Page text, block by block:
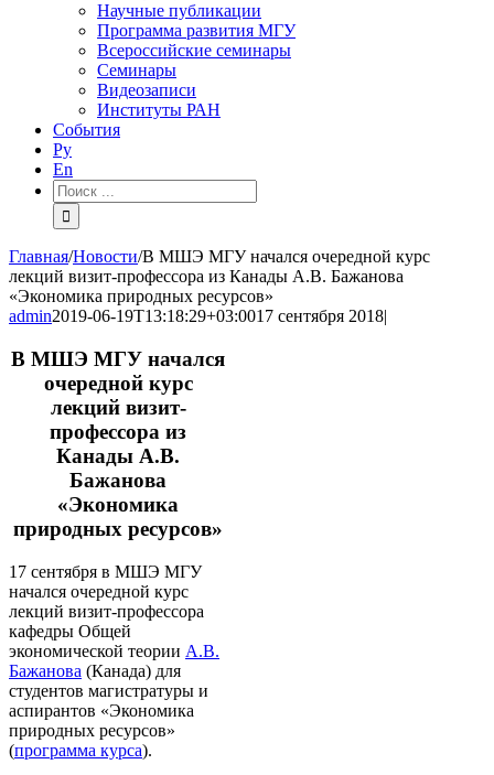
Научные публикации
Программа развития МГУ
Всероссийские семинары
Семинары
Видеозаписи
Институты РАН
События
Ру
En
Результат
поиска:
Главная/Новости/В МШЭ МГУ начался очередной курс
лекций визит-профессора из Канады А.В. Бажанова
«Экономика природных ресурсов»
admin2019-06-19T13:18:29+03:0017 сентября 2018|
В МШЭ МГУ начался
очередной курс
лекций визит-
профессора из
Канады А.В.
Бажанова
«Экономика
природных ресурсов»
17 сентября в МШЭ МГУ
начался очередной курс
лекций визит-профессора
кафедры Общей
экономической теории А.В.
Бажанова (Канада) для
студентов магистратуры и
аспирантов «Экономика
природных ресурсов»
(программа курса).